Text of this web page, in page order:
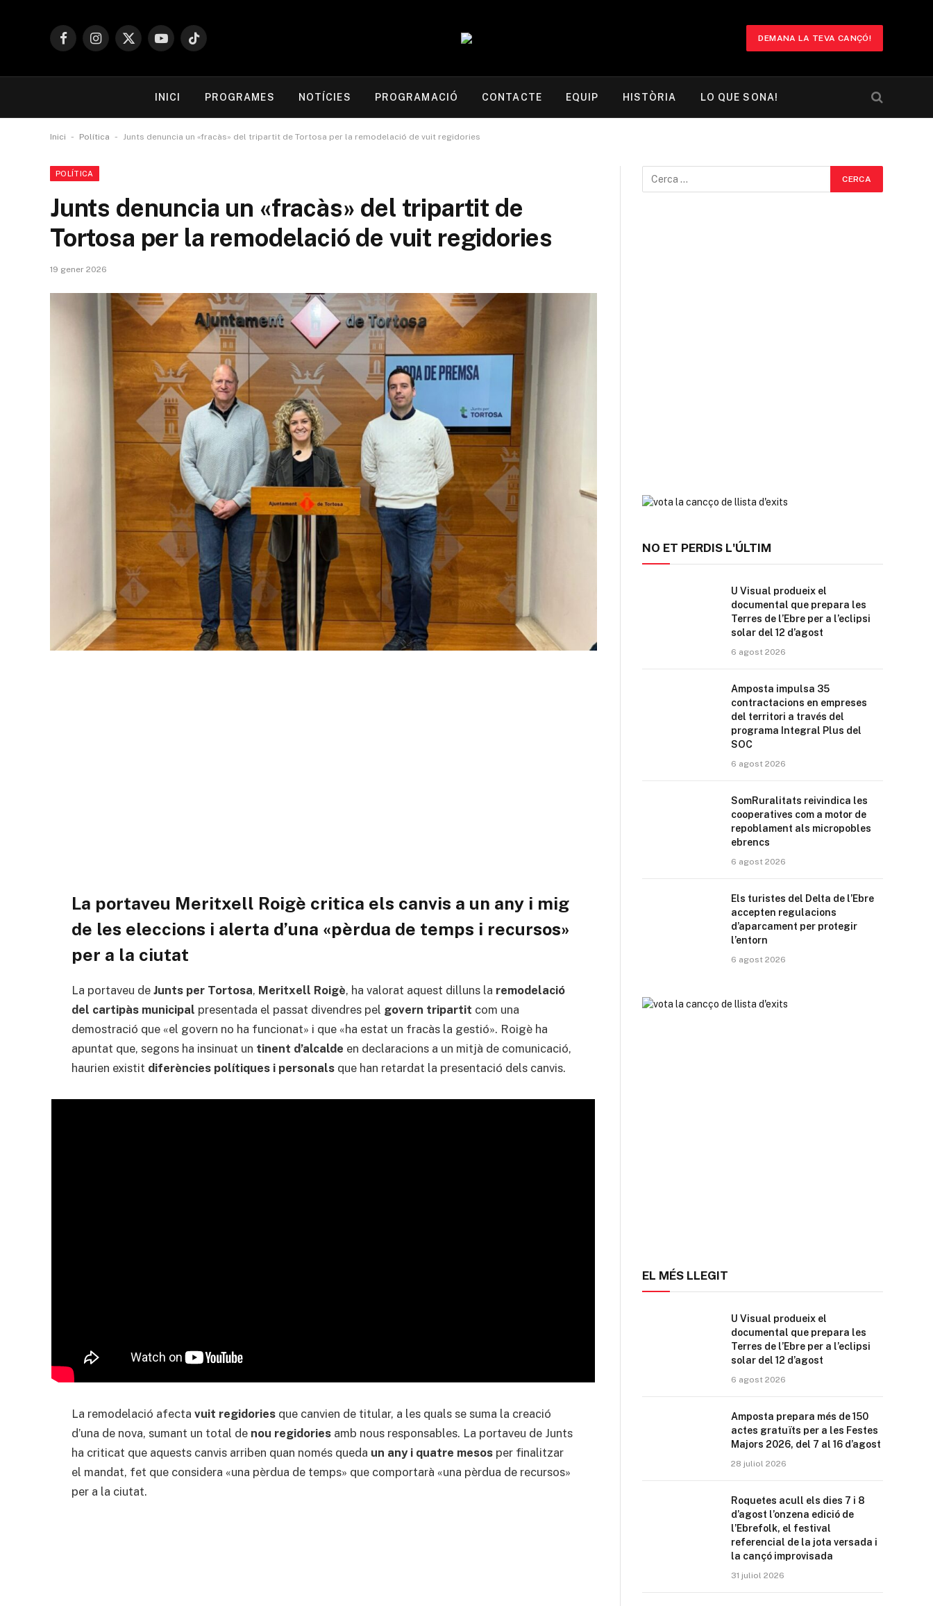
FacebookInstagram
X
YouTubeTikTok
DEMANA LA TEVA CANÇÓ!
INICI PROGRAMES NOTÍCIES PROGRAMACIÓ CONTACTE EQUIP HISTÒRIA LO QUE SONA!
Inici - Política - Junts denuncia un «fracàs» del tripartit de Tortosa per la remodelació de vuit regidories
POLÍTICA
Junts denuncia un «fracàs» del tripartit de
Tortosa per la remodelació de vuit regidories
19 gener 2026
La portaveu Meritxell Roigè critica els canvis a un any i mig
de les eleccions i alerta d’una «pèrdua de temps i recursos»
per a la ciutat
La portaveu de Junts per Tortosa, Meritxell Roigè, ha valorat aquest dilluns la remodelació
del cartipàs municipal presentada el passat divendres pel govern tripartit com una
demostració que «el govern no ha funcionat» i que «ha estat un fracàs la gestió». Roigè ha
apuntat que, segons ha insinuat un tinent d’alcalde en declaracions a un mitjà de comunicació,
haurien existit diferències polítiques i personals que han retardat la presentació dels canvis.
La remodelació afecta vuit regidories que canvien de titular, a les quals se suma la creació
d’una de nova, sumant un total de nou regidories amb nous responsables. La portaveu de Junts
ha criticat que aquests canvis arriben quan només queda un any i quatre mesos per finalitzar
el mandat, fet que considera «una pèrdua de temps» que comportarà «una pèrdua de recursos»
per a la ciutat.
NO ET PERDIS L'ÚLTIM
U Visual produeix el
documental que prepara les
Terres de l’Ebre per a l’eclipsi
solar del 12 d’agost
6 agost 2026
Amposta impulsa 35
contractacions en empreses
del territori a través del
programa Integral Plus del
SOC
6 agost 2026
SomRuralitats reivindica les
cooperatives com a motor de
repoblament als micropobles
ebrencs
6 agost 2026
Els turistes del Delta de l’Ebre
accepten regulacions
d’aparcament per protegir
l’entorn
6 agost 2026
EL MÉS LLEGIT
U Visual produeix el
documental que prepara les
Terres de l’Ebre per a l’eclipsi
solar del 12 d’agost
6 agost 2026
Amposta prepara més de 150
actes gratuïts per a les Festes
Majors 2026, del 7 al 16 d’agost
28 juliol 2026
Roquetes acull els dies 7 i 8
d’agost l’onzena edició de
l’Ebrefolk, el festival
referencial de la jota versada i
la cançó improvisada
31 juliol 2026